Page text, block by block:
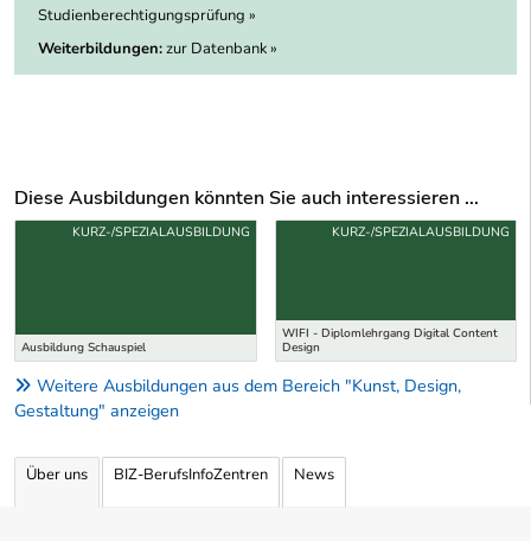
Studienberechtigungsprüfung »
Weiterbildungen:zur Datenbank »
Diese Ausbildungen könnten Sie auch interessieren ...
Uber weitere Ausbildungsvorschläge
Ausbildung Schauspiel
KURZ-/SPEZIALAUSBILDUNG
WIFI - Diplomlehrgang Digital Content
Design
KURZ-/SPEZIALAUSBILDUNG
Weitere Ausbildungen aus dem Bereich "Kunst, Design,
Gestaltung" anzeigen
Über uns BIZ-BerufsInfoZentren News